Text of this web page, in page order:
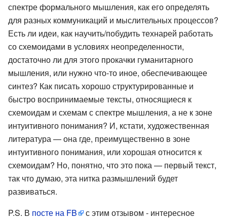
спектре формального мышления, как его определять
для разных коммуникаций и мыслительных процессов?
Есть ли идеи, как научить/побудить технарей работать
со схемоидами в условиях неопределенности,
достаточно ли для этого прокачки гуманитарного
мышления, или нужно что-то иное, обеспечивающее
синтез? Как писать хорошо структурированные и
быстро воспринимаемые тексты, относящиеся к
схемоидам и схемам с спектре мышления, а не к зоне
интуитивного понимания? И, кстати, художественная
литература — она где, преимущественно в зоне
интуитивного понимания, или хорошая относится к
схемоидам? Но, понятно, что это пока — первый текст,
так что думаю, эта нитка размышлений будет
развиваться.
P.S. В посте на FB
с этим отзывом - интересное